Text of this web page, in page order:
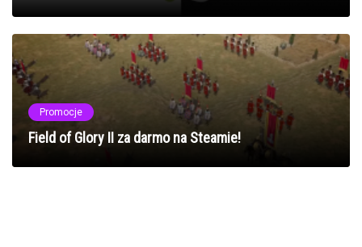
Promocje
Field of Glory II za darmo na Steamie!